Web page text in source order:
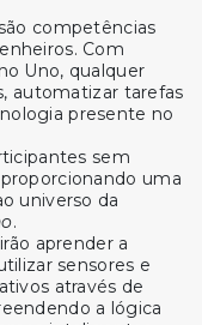
competências
Com
Uno, qualquer
automatizar tarefas
presente no
sem
uma
universo da
.
aprender a
sensores e
através de
a lógica